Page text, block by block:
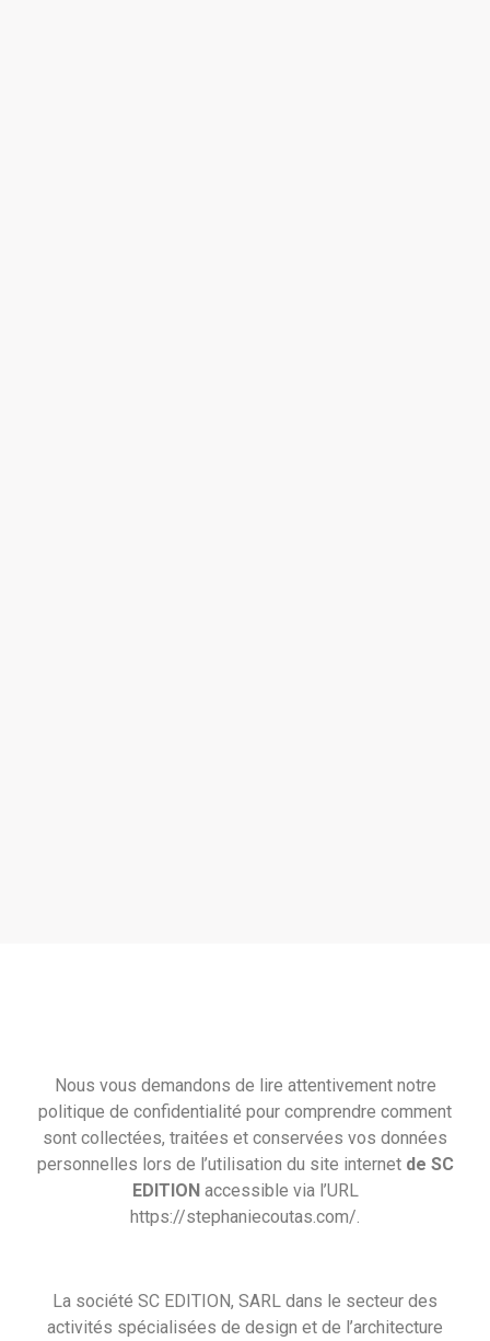
Nous vous demandons de lire attentivement notre
politique de confidentialité pour comprendre comment
sont collectées, traitées et conservées vos données
personnelles lors de l’utilisation du site internet de SC
EDITION accessible via l’URL
https://stephaniecoutas.com/.
La société SC EDITION, SARL dans le secteur des
activités spécialisées de design et de l’architecture